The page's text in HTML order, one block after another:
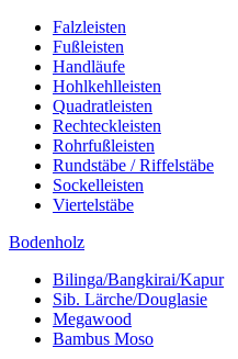
Falzleisten
Fußleisten
Handläufe
Hohlkehlleisten
Quadratleisten
Rechteckleisten
Rohrfußleisten
Rundstäbe / Riffelstäbe
Sockelleisten
Viertelstäbe
Bodenholz
Bilinga/Bangkirai/Kapur
Sib. Lärche/Douglasie
Megawood
Bambus Moso